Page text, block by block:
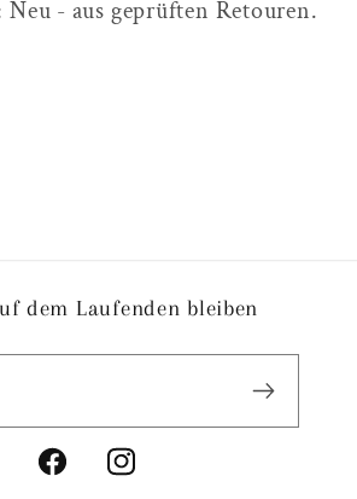
- aus geprüften Retouren.
dem Laufenden bleiben
FacebookInstagram